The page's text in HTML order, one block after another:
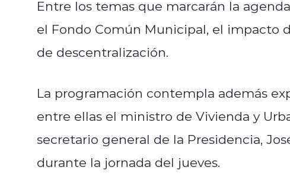
Entre los temas que marcarán la
el Fondo Común Municipal, el impacto
de descentralización.
La programación contempla además
entre ellas el ministro de Vivienda y
secretario general de la Presidencia,
durante la jornada del jueves.